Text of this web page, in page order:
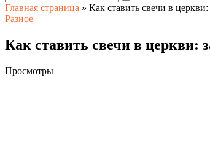
Главная страница » Как ставить свечи в
Разное
Как ставить свечи в церкви:
Просмотры